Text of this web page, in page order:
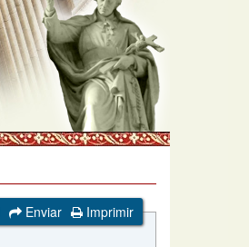
Enviar
Imprimir